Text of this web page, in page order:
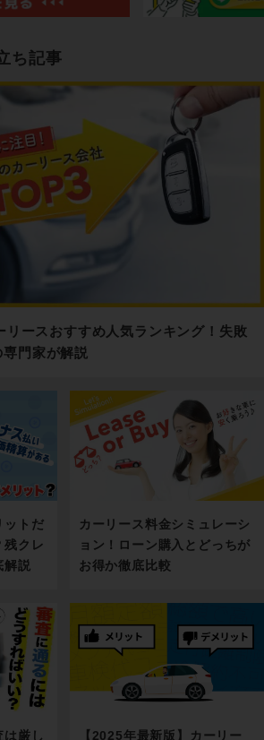
ち記事
リースおすすめ人気ランキング！失敗
門家が解説
ットだ
残クレ
解説
カーリース料金シミュレーシ
ョン！ローン購入とどっちが
お得か徹底比較
は厳し 【2025年最新版】カーリー